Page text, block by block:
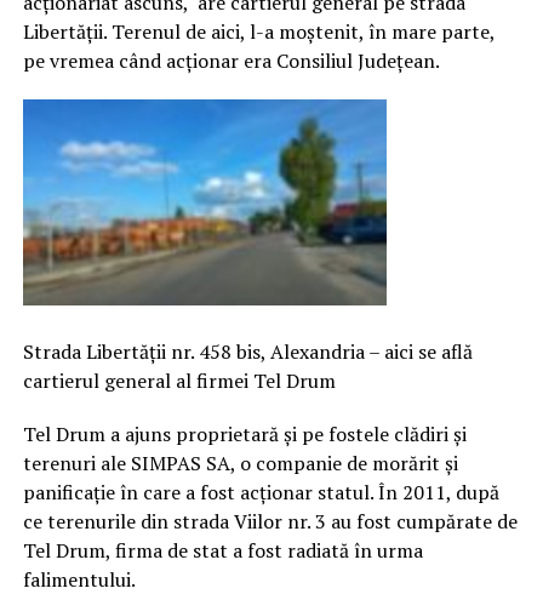
Libertății. Terenul de aici, l-a moștenit, în mare parte,
pe vremea când acționar era Consiliul Județean.
Strada Libertății nr. 458 bis, Alexandria – aici se află
cartierul general al firmei Tel Drum
Tel Drum a ajuns proprietară și pe fostele clădiri și
terenuri ale SIMPAS SA, o companie de morărit și
panificație în care a fost acționar statul. În 2011, după
ce terenurile din strada Viilor nr. 3 au fost cumpărate de
Tel Drum, firma de stat a fost radiată în urma
falimentului.